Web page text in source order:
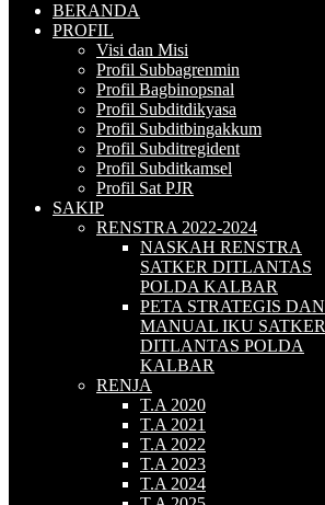
BERANDA
PROFIL
Visi dan Misi
Profil Subbagrenmin
Profil Bagbinopsnal
Profil Subditdikyasa
Profil Subditbingakkum
Profil Subditregident
Profil Subditkamsel
Profil Sat PJR
SAKIP
RENSTRA 2022-2024
NASKAH RENSTRA
SATKER DITLANTAS
POLDA KALBAR
PETA STRATEGIS DAN
MANUAL IKU SATKER
DITLANTAS POLDA
KALBAR
RENJA
T.A 2020
T.A 2021
T.A 2022
T.A 2023
T.A 2024